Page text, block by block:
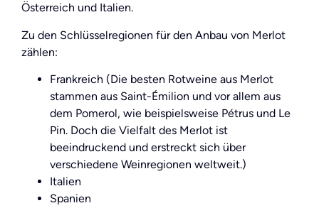
Österreich und Italien.
Zu den Schlüsselregionen für den Anbau von Merlot
zählen:
Frankreich (Die besten Rotweine aus Merlot
stammen aus Saint-Émilion und vor allem aus
dem Pomerol, wie beispielsweise Pétrus und Le
Pin. Doch die Vielfalt des Merlot ist
beeindruckend und erstreckt sich über
verschiedene Weinregionen weltweit.)
Italien
Spanien